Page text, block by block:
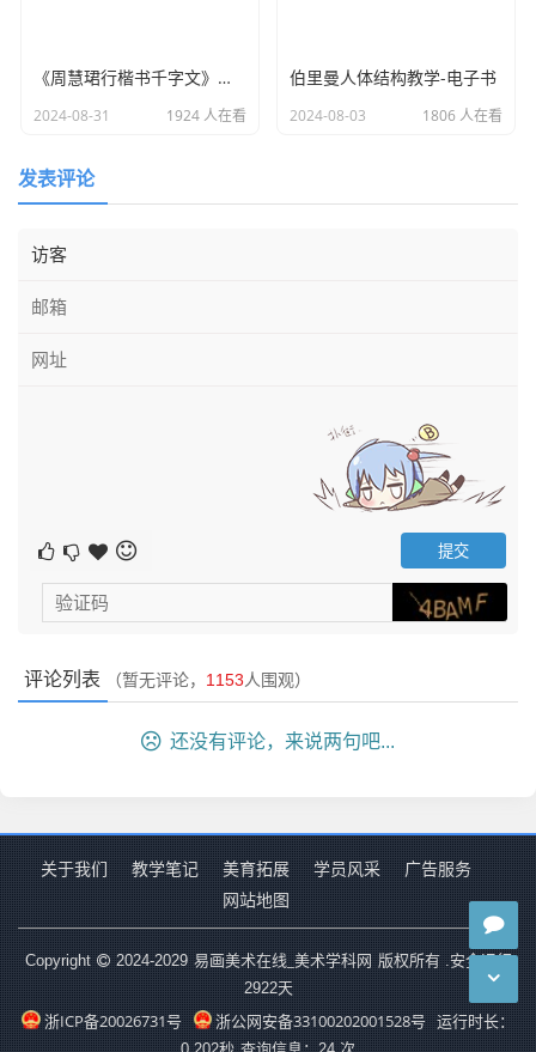
《周慧珺行楷书千字文》字贴电子书
2024-08-31 1924 人在看
伯里曼人体结构教学-电子书
2024-08-03 1806 人在看
发表评论
评论列表 （暂无评论， 1153人围观）
还没有评论，来说两句吧...
关于我们 教学笔记 美育拓展 学员风采
广告服务
网站地图
Copyright 2024-2029 易画美术在线_美术学科网 版权所有 .安全运行
2922天
浙ICP备20026731号 浙公网安备33100202001528号
运行时长：